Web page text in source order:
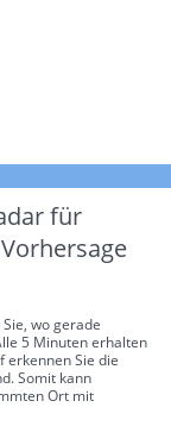
für
wo gerade
5 Minuten erhalten
erkennen Sie die
Somit kann
Ort mit